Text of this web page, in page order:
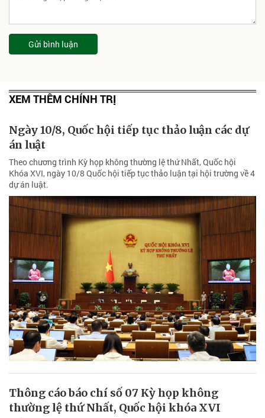
Gửi bình luận
XEM THÊM CHÍNH TRỊ
Ngày 10/8, Quốc hội tiếp tục thảo luận các dự
án luật
Theo chương trình Kỳ họp không thường lệ thứ Nhất, Quốc hội
Khóa XVI, ngày 10/8 Quốc hội tiếp tục thảo luận tại hội trường về 4
dự án luật.
Thông cáo báo chí số 07 Kỳ họp không
thường lệ thứ Nhất, Quốc hội khóa XVI